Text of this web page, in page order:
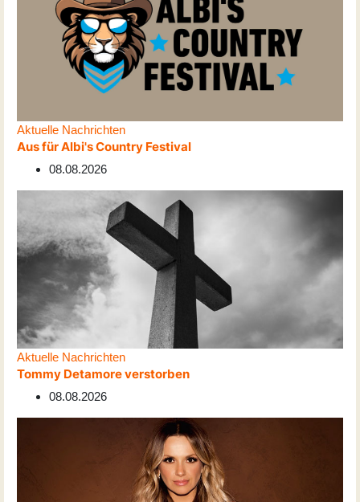
Aktuelle Nachrichten
Aus für Albi's Country Festival
08.08.2026
Aktuelle Nachrichten
Tommy Detamore verstorben
08.08.2026